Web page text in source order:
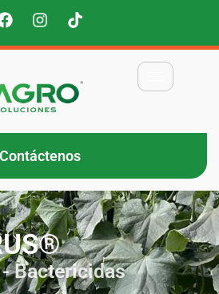
Contáctenos
Bactericidas